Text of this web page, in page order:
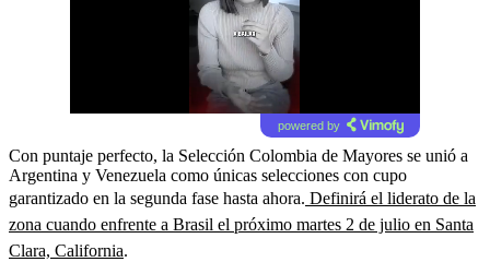
powered by
Con puntaje perfecto, la Selección Colombia de Mayores se unió a
Argentina y Venezuela como únicas selecciones con cupo
garantizado en la segunda fase hasta ahora. Definirá el liderato de la
zona cuando enfrente a Brasil el próximo martes 2 de julio en Santa
Clara, California.